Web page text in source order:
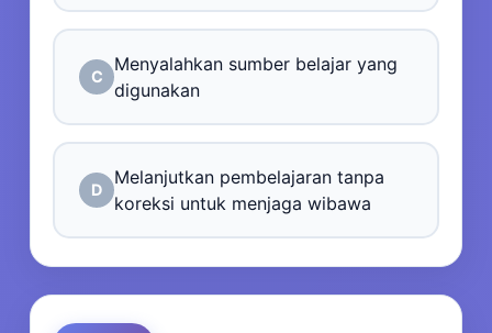
C
Menyalahkan sumber belajar yang
digunakan
D
Melanjutkan pembelajaran tanpa
koreksi untuk menjaga wibawa